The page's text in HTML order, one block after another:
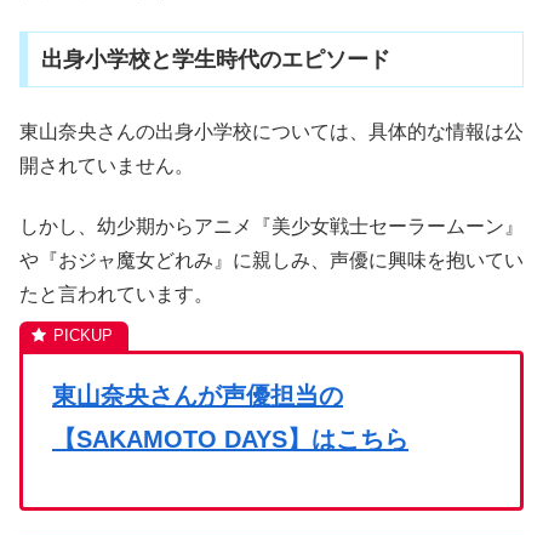
出身小学校と学生時代のエピソード
東山奈央さんの出身小学校については、具体的な情報は公
開されていません。
しかし、幼少期からアニメ『美少女戦士セーラームーン』
や『おジャ魔女どれみ』に親しみ、声優に興味を抱いてい
たと言われています。
東山奈央さんが声優担当の
【SAKAMOTO DAYS】はこちら